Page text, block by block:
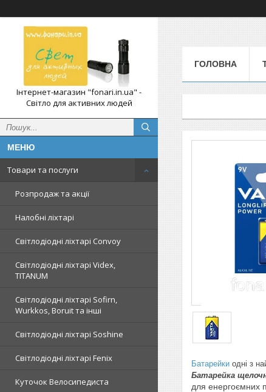
Інтернет-магазин "fonari.in.ua" -
Світло для активних людей
Товари та послуги
Розпродаж та акції
Налобні ліхтарі
Світлодіодні ліхтарі Convoy
Світлодіодні ліхтарі Videx,
TITANUM
Світлодіодні ліхтарі Sofirn,
Wurkkos, Boruit та інші
Світлодіодні ліхтарі Soshine
Світлодіодні ліхтарі Fenix
Куточок Велосипедиста
ГОЛОВНА
Батарейки одні з
Батарейка
для енергоємних